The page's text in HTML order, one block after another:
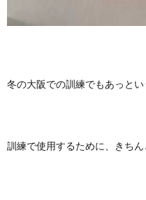
冬の大阪での訓練でもあっとい
訓練で使用するために、きちん